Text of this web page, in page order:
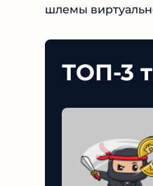
шлемы
ТОП-3